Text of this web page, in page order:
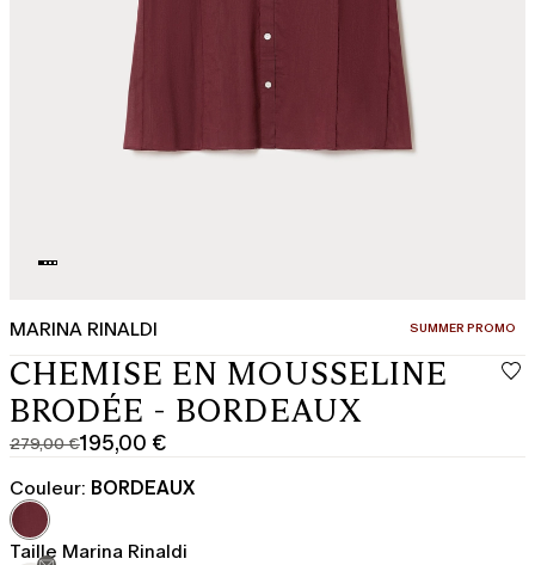
MARINA RINALDI CATÉGORIE:
SUMMER PROMO
CHEMISE EN MOUSSELINE
BRODÉE - BORDEAUX
279,00 €
Prix
original
279,00
€
195,00 €
Prix
actuel
195,00
€
Couleur: BORDEAUX
Taille Marina Rinaldi